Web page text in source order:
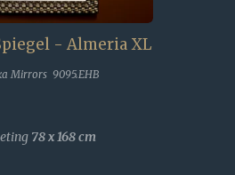
- Almeria XL
Mirrors 9095.EHB
78 x 168cm